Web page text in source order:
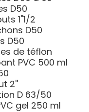
D50
1''1/2
D50
D50
de téflon
PVC 500 ml
2''
D 63/50
gel 250 ml